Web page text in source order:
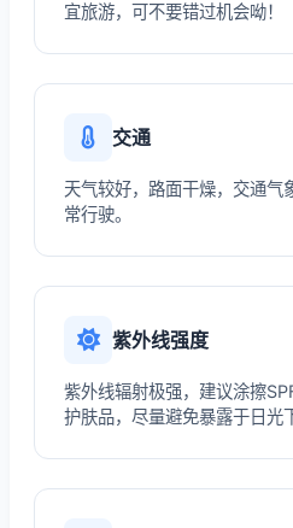
宜旅游，可不要错过机会呦！
交通
天气较好，路面干燥，交通气
常行驶。
紫外线强度
紫外线辐射极强，建议涂擦
护肤品，尽量避免暴露于日光